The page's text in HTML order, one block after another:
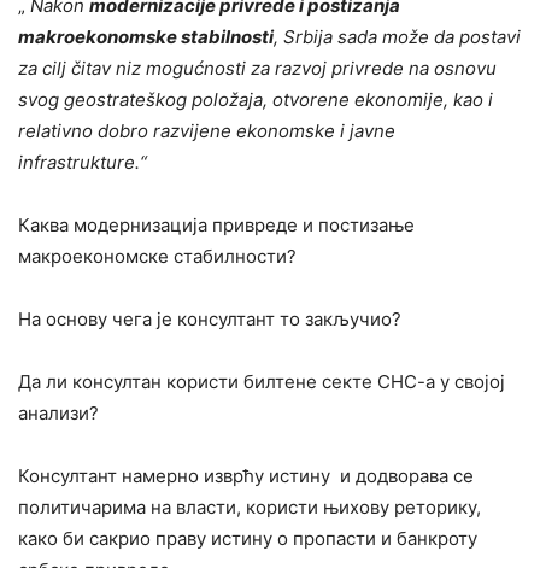
„ Nakon modernizacije privrede i postizanja
makroekonomske stabilnosti, Srbija sada može da postavi
za cilj čitav niz mogućnosti za razvoj privrede na osnovu
svog geostrateškog položaja, otvorene ekonomije, kao i
relativno dobro razvijene ekonomske i javne
infrastrukture.“
Каква модернизација привреде и постизање
макроекономске стабилности?
На основу чега је консултант то закључио?
Да ли консултан користи билтене секте СНС-а у својој
анализи?
Консултант намерно изврћу истину и додворава се
политичарима на власти, користи њихову реторику,
како би сакрио праву истину о пропасти и банкроту